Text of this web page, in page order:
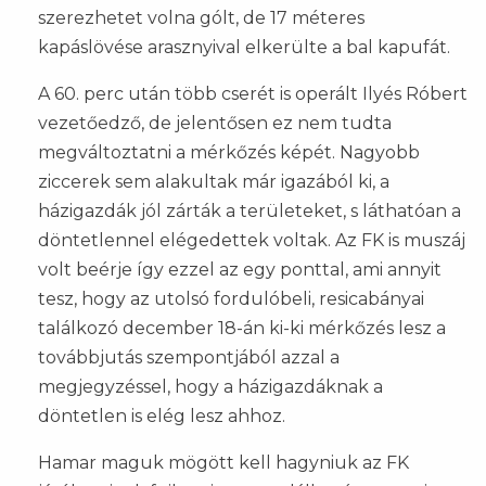
szerezhetet volna gólt, de 17 méteres
kapáslövése arasznyival elkerülte a bal kapufát.
A 60. perc után több cserét is operált Ilyés Róbert
vezetőedző, de jelentősen ez nem tudta
megváltoztatni a mérkőzés képét. Nagyobb
ziccerek sem alakultak már igazából ki, a
házigazdák jól zárták a területeket, s láthatóan a
döntetlennel elégedettek voltak. Az FK is muszáj
volt beérje így ezzel az egy ponttal, ami annyit
tesz, hogy az utolsó fordulóbeli, resicabányai
találkozó december 18-án ki-ki mérkőzés lesz a
továbbjutás szempontjából azzal a
megjegyzéssel, hogy a házigazdáknak a
döntetlen is elég lesz ahhoz.
Hamar maguk mögött kell hagyniuk az FK